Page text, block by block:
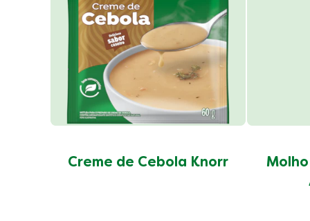
Creme de Cebola Knorr